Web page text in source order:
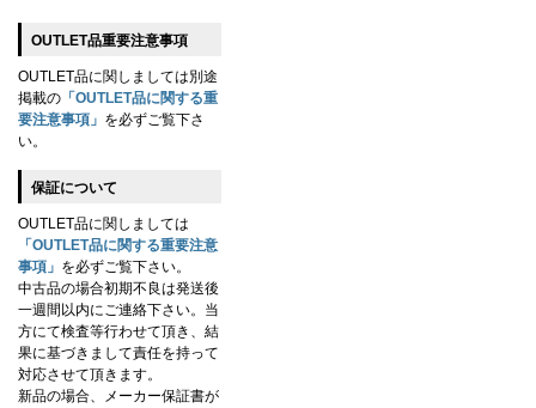
OUTLET品重要注意事項
OUTLET品に関しましては別途
掲載の 「OUTLET品に関する重
要注意事項」 を必ずご覧下さ
い。
保証について
OUTLET品に関しましては
「OUTLET品に関する重要注意
事項」 を必ずご覧下さい。
中古品の場合初期不良は発送後
一週間以内にご連絡下さい。当
方にて検査等行わせて頂き、結
果に基づきまして責任を持って
対応させて頂きます。
新品の場合、メーカー保証書が